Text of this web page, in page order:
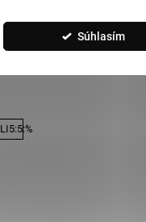
Súhlasím
s gravírom,
LLV06-GER212